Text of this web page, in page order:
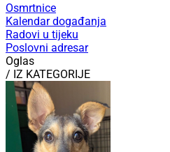
Osmrtnice
Kalendar događanja
Radovi u tijeku
Poslovni adresar
Oglas
/ IZ KATEGORIJE